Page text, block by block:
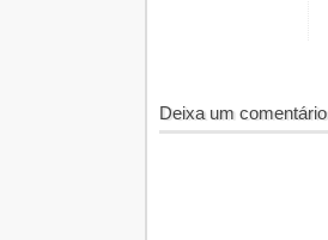
Deixa um comentário